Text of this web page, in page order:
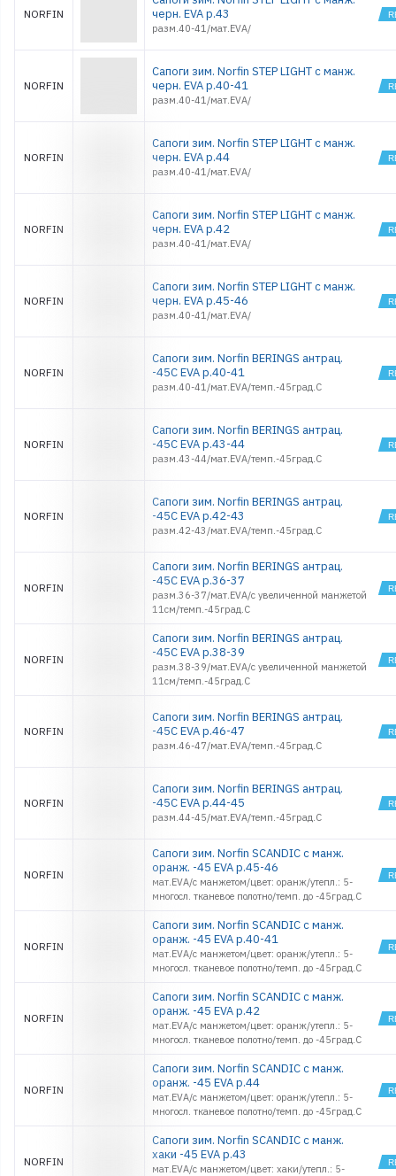
NORFIN
черн. EVA р.43
разм.40-41/мат.EVA/
NORFIN
Сапоги зим. Norfin STEP LIGHT с манж.
черн. EVA р.40-41
разм.40-41/мат.EVA/
NORFIN
Сапоги зим. Norfin STEP LIGHT с манж.
черн. EVA р.44
разм.40-41/мат.EVA/
NORFIN
Сапоги зим. Norfin STEP LIGHT с манж.
черн. EVA р.42
разм.40-41/мат.EVA/
NORFIN
Сапоги зим. Norfin STEP LIGHT с манж.
черн. EVA р.45-46
разм.40-41/мат.EVA/
NORFIN
Сапоги зим. Norfin BERINGS антрац.
-45С EVA р.40-41
разм.40-41/мат.EVA/темп.-45град.С
NORFIN
Сапоги зим. Norfin BERINGS антрац.
-45С EVA р.43-44
разм.43-44/мат.EVA/темп.-45град.С
NORFIN
Сапоги зим. Norfin BERINGS антрац.
-45С EVA р.42-43
разм.42-43/мат.EVA/темп.-45град.С
NORFIN
Сапоги зим. Norfin BERINGS антрац.
-45С EVA р.36-37
разм.36-37/мат.EVA/с увеличенной манжетой
11см/темп.-45град.С
NORFIN
Сапоги зим. Norfin BERINGS антрац.
-45С EVA р.38-39
разм.38-39/мат.EVA/с увеличенной манжетой
11см/темп.-45град.С
NORFIN
Сапоги зим. Norfin BERINGS антрац.
-45С EVA р.46-47
разм.46-47/мат.EVA/темп.-45град.С
NORFIN
Сапоги зим. Norfin BERINGS антрац.
-45С EVA р.44-45
разм.44-45/мат.EVA/темп.-45град.С
NORFIN
Сапоги зим. Norfin SCANDIC с манж.
оранж. -45 EVA р.45-46
мат.EVA/с манжетом/цвет: оранж/утепл.: 5-
многосл. тканевое полотно/темп. до -45град.С
NORFIN
Сапоги зим. Norfin SCANDIC с манж.
оранж. -45 EVA р.40-41
мат.EVA/с манжетом/цвет: оранж/утепл.: 5-
многосл. тканевое полотно/темп. до -45град.С
NORFIN
Сапоги зим. Norfin SCANDIC с манж.
оранж. -45 EVA р.42
мат.EVA/с манжетом/цвет: оранж/утепл.: 5-
многосл. тканевое полотно/темп. до -45град.С
NORFIN
Сапоги зим. Norfin SCANDIC с манж.
оранж. -45 EVA р.44
мат.EVA/с манжетом/цвет: оранж/утепл.: 5-
многосл. тканевое полотно/темп. до -45град.С
NORFIN
Сапоги зим. Norfin SCANDIC с манж.
хаки -45 EVA р.43
мат.EVA/с манжетом/цвет: хаки/утепл.: 5-